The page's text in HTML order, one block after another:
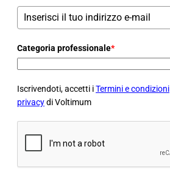
Categoria professionale*
Iscrivendoti, accetti iTermini e condizioni
privacydi Voltimum